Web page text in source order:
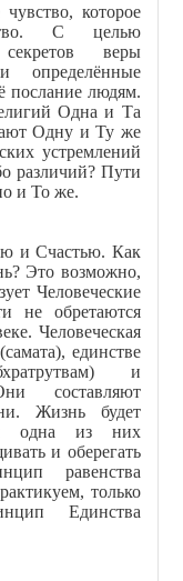
которое
С целью
секретов веры
определённые
послание людям.
Одна и Та
Одну и Ту же
устремлений
различий? Пути
и То же.
и Счастью. Как
Это возможно,
Человеческие
не обретаются
Человеческая
единстве
и
составляют
Жизнь будет
одна из них
и оберегать
равенства
только
Единства